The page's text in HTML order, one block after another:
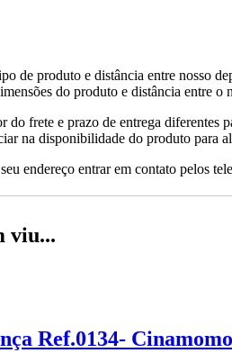
de produto e distância entre nosso
do produto e distância entre
frete e prazo de entrega diferentes
na disponibilidade do produto para
endereço entrar em contato pelos
viu...
Ref.0134-